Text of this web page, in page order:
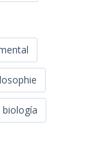
biología